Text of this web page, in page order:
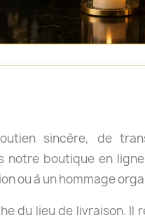
sincère, de
boutique en
ou à un hommage
du lieu de livraison. Il